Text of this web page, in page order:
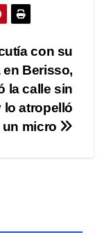
con su
en Berisso,
la calle sin
lo atropelló
un micro